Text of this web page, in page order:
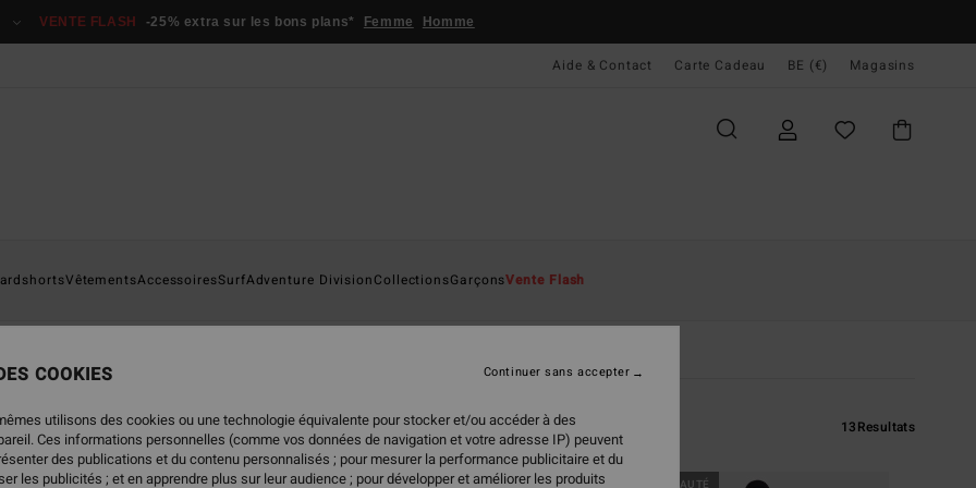
VENTE FLASH -25% extra sur les bons plans* Femme Homme
Aide & Contact Carte Cadeau BE (€) Magasins
VêtementsAccessoiresSurfAdventure DivisionCollectionsGarçonsVente Flash
Furnace
13Resultats
NOUVEAUTÉ NOUVEAUTÉ NOUVEAUTÉ
COOKIES
utilisons des cookies ou une technologie équivalente pour stocker et/ou accéder à des
Ces informations personnelles (comme vos données de navigation et votre adresse IP) peuvent
des publications et du contenu personnalisés ; pour mesurer la performance publicitaire et du
les publicités ; et en apprendre plus sur leur audience ; pour développer et améliorer les produits
Continuer sans accepter